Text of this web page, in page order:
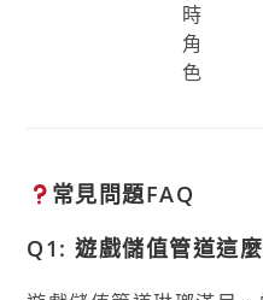
時
角
色
常見問題FAQ
Q1: 遊戲儲值管道這